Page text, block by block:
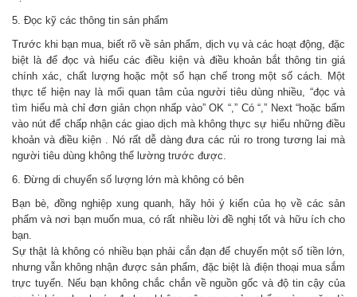
5. Đọc kỹ các thông tin sản phẩm
Trước khi bạn mua, biết rõ về sản phẩm, dịch vụ và các hoạt động, đặc
biệt là để đọc và hiểu các điều kiện và điều khoản bắt thông tin giá
chính xác, chất lượng hoặc một số hạn chế trong một số cách. Một
thực tế hiện nay là mối quan tâm của người tiêu dùng nhiều, “đọc và
tìm hiểu mà chỉ đơn giản chọn nhấp vào” OK “,” Có “,” Next “hoặc bấm
vào nút để chấp nhận các giao dịch mà không thực sự hiểu những điều
khoản và điều kiện . Nó rất dễ dàng đưa các rủi ro trong tương lai mà
người tiêu dùng không thể lường trước được.
6. Đừng di chuyển số lượng lớn mà không có bên
Bạn bè, đồng nghiệp xung quanh, hãy hỏi ý kiến ​​của họ về các sản
phẩm và nơi bạn muốn mua, có rất nhiều lời đề nghị tốt và hữu ích cho
bạn.
Sự thật là không có nhiều bạn phải cắn đạn để chuyển một số tiền lớn,
nhưng vẫn không nhận được sản phẩm, đặc biệt là điện thoại mua sắm
trực tuyến. Nếu bạn không chắc chắn về nguồn gốc và độ tin cậy của